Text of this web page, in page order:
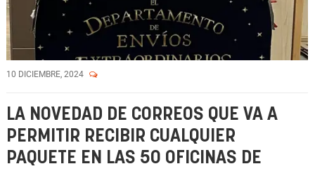
10 DICIEMBRE, 2024
LA NOVEDAD DE CORREOS QUE VA A
PERMITIR RECIBIR CUALQUIER
PAQUETE EN LAS 50 OFICINAS DE